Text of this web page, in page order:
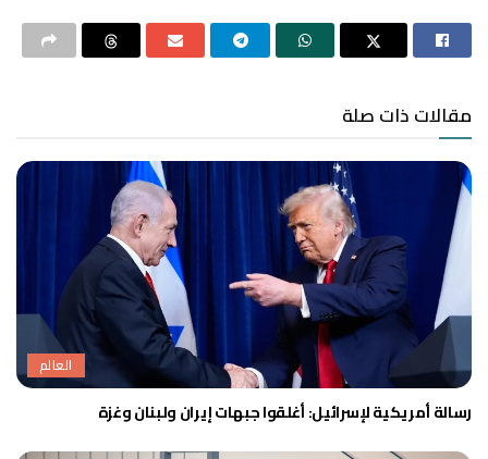
مقالات ذات صلة
العالم
رسالة أمريكية لإسرائيل: أغلقوا جبهات إيران ولبنان وغزة